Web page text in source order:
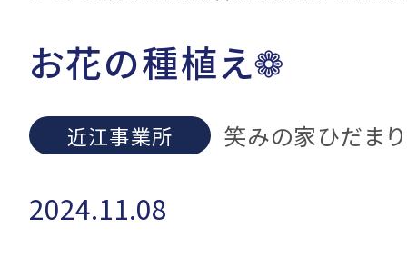
お花の種植え❁
近江事業所 笑みの家ひだまり
2024.11.08